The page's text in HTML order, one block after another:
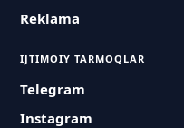
Reklama
IJTIMOIY TARMOQLAR
Telegram
Instagram